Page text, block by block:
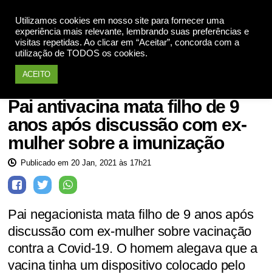
Utilizamos cookies em nosso site para fornecer uma
experiência mais relevante, lembrando suas preferências e
visitas repetidas. Ao clicar em “Aceitar”, concorda com a
utilização de TODOS os cookies.
ACEITO
Saúde
Pai antivacina mata filho de 9
anos após discussão com ex-
mulher sobre a imunização
Publicado em 20 Jan, 2021 às 17h21
Pai negacionista mata filho de 9 anos após
discussão com ex-mulher sobre vacinação
contra a Covid-19. O homem alegava que a
vacina tinha um dispositivo colocado pelo